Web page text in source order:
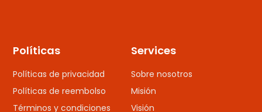
Services
Sobre nosotros
Misión
Visión
Políticas
Políticas de privacidad
Políticas de reembolso
Términos y condiciones